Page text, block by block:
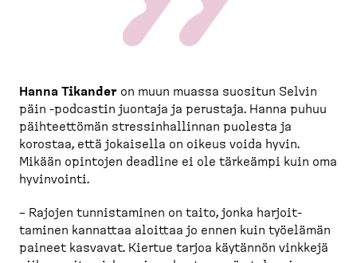
Hanna Tikander on muun muassa suositun Selvin
päin -​podcastin juontaja ja perustaja. Hanna puhuu
päihteettömän stressin­hal­linnan puolesta ja
korostaa, että jokaisella on oikeus voida hyvin.
Mikään opintojen deadline ei ole tärkeämpi kuin oma
hyvinvointi.
– Rajojen tunnis­taminen on taito, jonka harjoit­
taminen kannattaa aloittaa jo ennen kuin työelämän
paineet kasvavat. Kiertue tarjoa käytännön vinkkejä